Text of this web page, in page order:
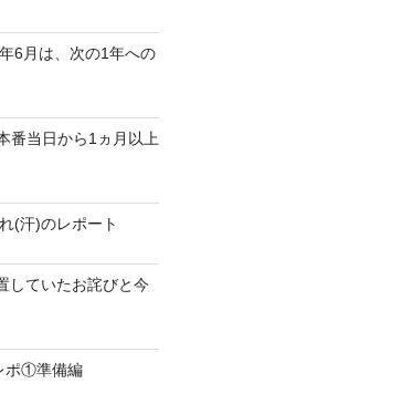
6月は、次の1年への
番当日から1ヵ月以上
(汗)のレポート
していたお詫びと今
ポ①準備編